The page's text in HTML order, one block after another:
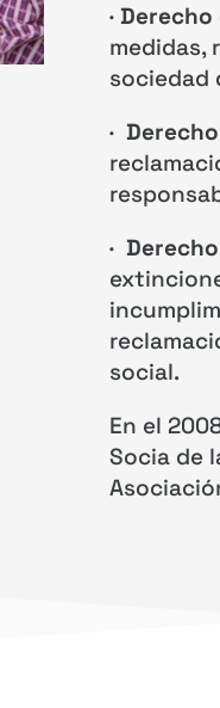
· Derecho
medidas,
sociedad
·
·
social.
En el
Socia de l